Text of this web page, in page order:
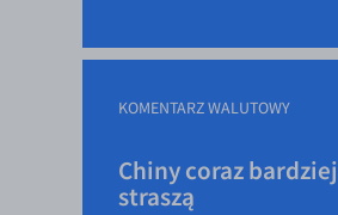
KOMENTARZ WALUTOWY
Chiny coraz bardziej
straszą